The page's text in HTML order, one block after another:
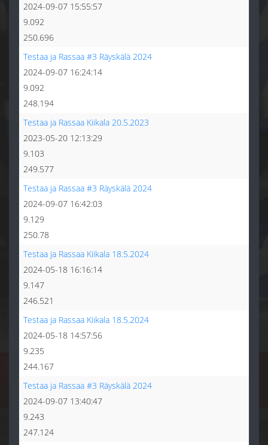
2024-09-07 15:55:57
9.092
250.696
Testaa ja Rassaa #3 Räyskälä 2024
2024-09-07 16:24:14
9.092
248.194
Testaa ja Rassaa Kiikala 20.5.2023
2023-05-20 12:13:29
9.103
249.577
Testaa ja Rassaa #3 Räyskälä 2024
2024-09-07 16:42:03
9.129
250.78
Testaa ja Rassaa Kiikala 18.5.2024
2024-05-18 16:16:14
9.147
246.521
Testaa ja Rassaa Kiikala 18.5.2024
2024-05-18 14:57:56
9.235
244.167
Testaa ja Rassaa #3 Räyskälä 2024
2024-09-07 13:40:47
9.243
247.124